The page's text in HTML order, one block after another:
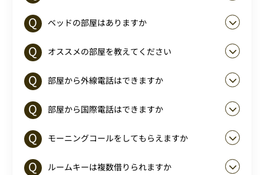
ベッドの部屋はありますか
オススメの部屋を教えてください
部屋から外線電話はできますか
部屋から国際電話はできますか
モーニングコールをしてもらえますか
ルームキーは複数借りられますか